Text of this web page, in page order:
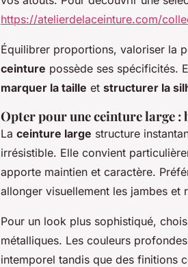
https://atelierdelaceinture.com/
Équilibrer proportions, valoriser la
ceinture possède ses spécificités.
marquer la taille et structurer la
Opter pour une ceinture large :
La ceinture large structure
irrésistible. Elle convient
apporte maintien et caractère.
allonger visuellement les jambes
Pour un look plus sophistiqué,
métalliques. Les couleurs
intemporel tandis que des finitions